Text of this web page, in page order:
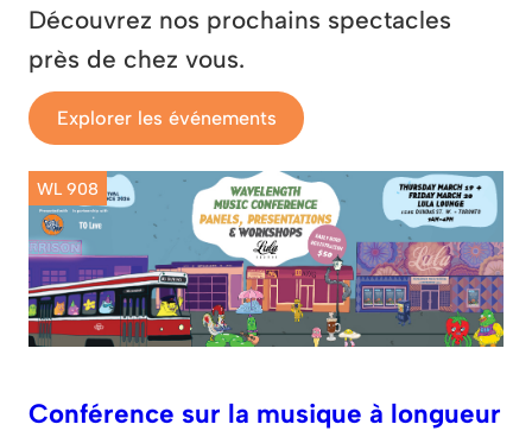
Découvrez nos prochains spectacles
près de chez vous.
Explorer les événements
WL 908
Conférence sur la musique à longueur